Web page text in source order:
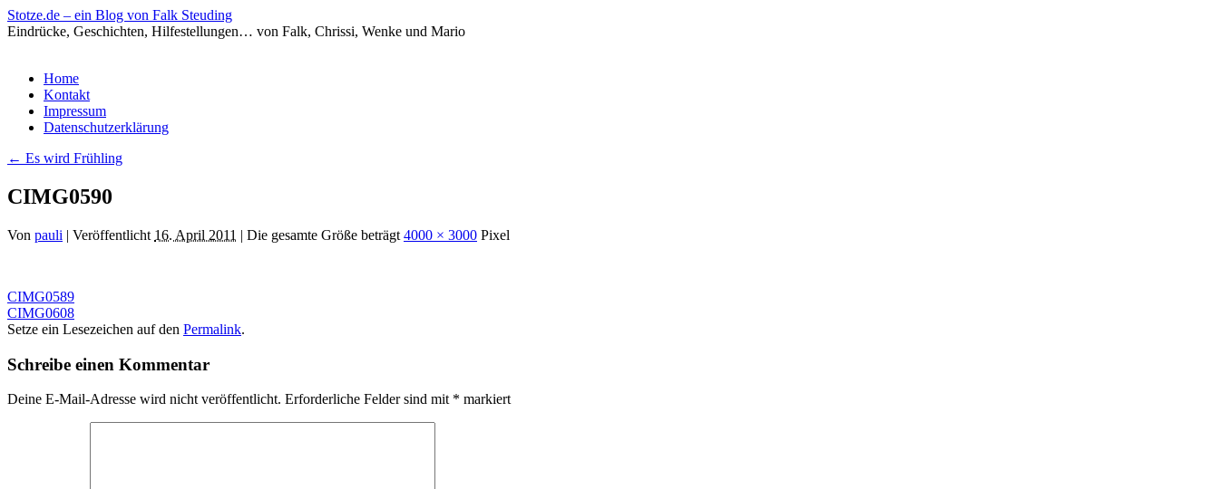
Stotze.de – ein Blog von Falk Steuding
Eindrücke, Geschichten, Hilfestellungen… von Falk, Chrissi, Wenke und Mario
Zum
Inhalt
springen
Home
Kontakt
Impressum
Datenschutzerklärung
← Es wird Frühling
CIMG0590
Von pauli | Veröffentlicht 16. April 2011 | Die gesamte Größe beträgt 4000 × 3000 Pixel
CIMG0589
CIMG0608
Setze ein Lesezeichen auf den Permalink.
Schreibe einen Kommentar
Deine E-Mail-Adresse wird nicht veröffentlicht. Erforderliche Felder sind mit * markiert